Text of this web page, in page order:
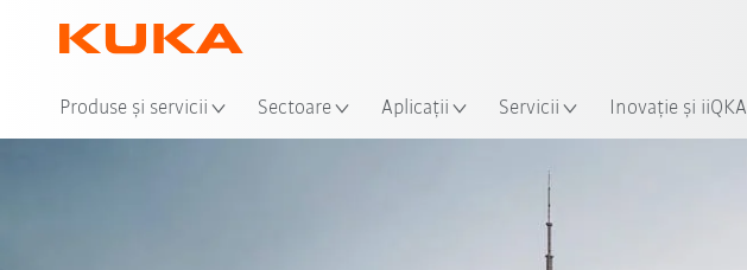
Produse şi servicii Sectoare Aplicații Servicii Inovație și iiQKA